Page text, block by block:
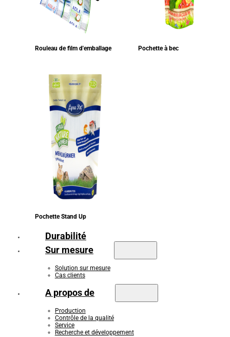
Rouleau de film d'emballage Pochette à bec
Pochette Stand Up
Durabilité
Sur mesure
Solution sur mesure
Cas clients
A propos de
Production
Contrôle de la qualité
Service
Recherche et développement